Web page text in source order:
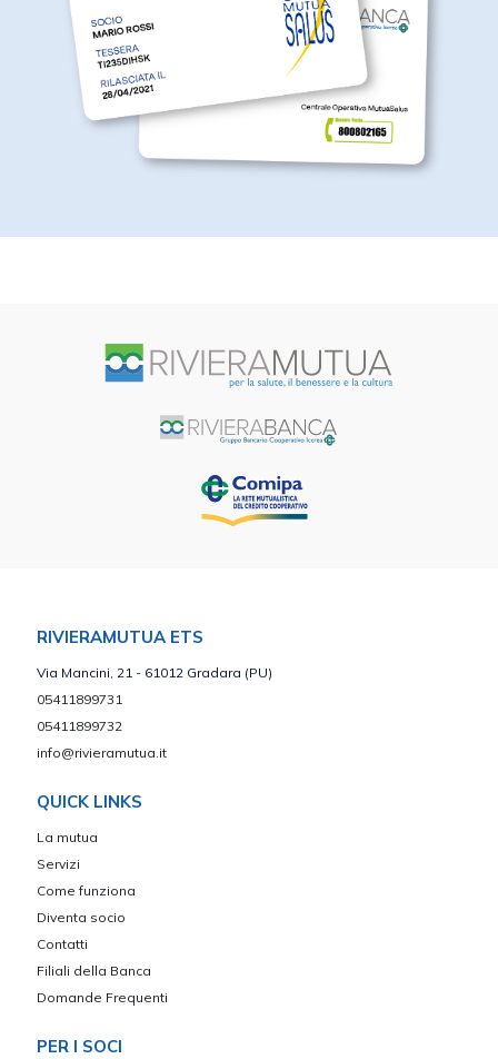
RIVIERAMUTUA ETS
Via Mancini, 21 - 61012 Gradara (PU)
05411899731
05411899732
info@rivieramutua.it
QUICK LINKS
La mutua
Servizi
Come funziona
Diventa socio
Contatti
Filiali della Banca
Domande Frequenti
PER I SOCI